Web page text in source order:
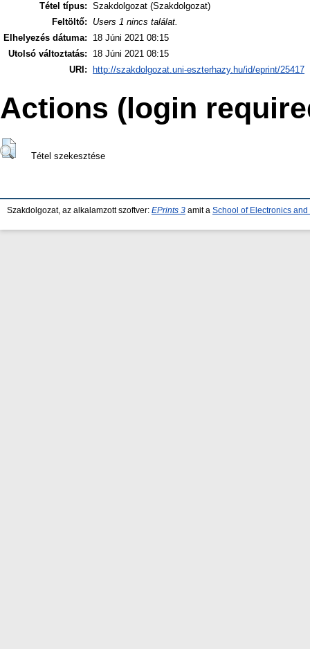
Tétel típus: Szakdolgozat (Szakdolgozat)
Feltöltő:
Users 1 nincs találat.
Elhelyezés dátuma:
18 Júni 2021 08:15
Utolsó változtatás:
18 Júni 2021 08:15
URI:
http://szakdolgozat.uni-eszterhazy.hu/id/eprint/25417
Actions (login
Tétel szekesztése
Szakdolgozat, az alkalamzott szoftver: EPrints 3 amit a School of Electronics